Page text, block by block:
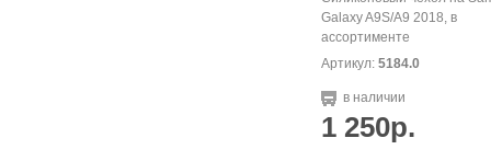
Galaxy A9S/А9 2018, в
ассортименте
Артикул: 5184.0
в наличии
1 250р.